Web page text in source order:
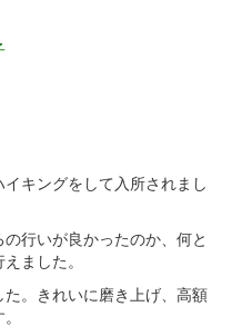
キングをして入所されまし
行いが良かったのか、何と
ました。
。きれいに磨き上げ、高額